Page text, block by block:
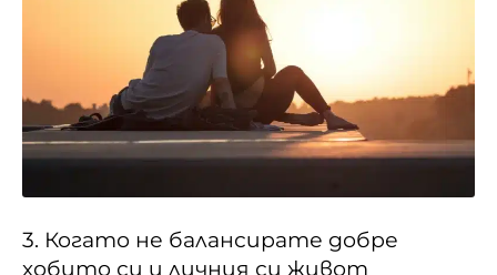
3. Когато не балансирате добре
хобито си и личния си живот